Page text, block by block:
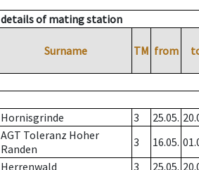
details of mating station
Surname TM from
Hornisgrinde 3 25.05.
AGT Toleranz Hoher
Randen
3 16.05.
Herrenwald 3 25.05.